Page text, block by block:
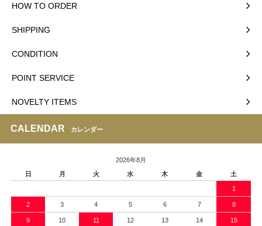
HOW TO ORDER
SHIPPING
CONDITION
POINT SERVICE
NOVELTY ITEMS
CALENDAR カレンダー
2026年8月
日
月 火 水 木 金 土
1
2 3 4 5 6 7 8
9 10 11 12 13 14 15